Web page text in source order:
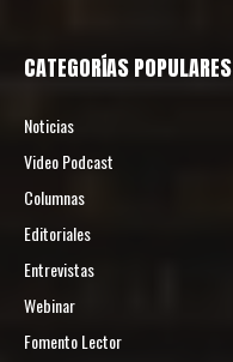
CATEGORÍAS POPULARES
Noticias
Video Podcast
Columnas
Editoriales
Entrevistas
Webinar
Fomento Lector